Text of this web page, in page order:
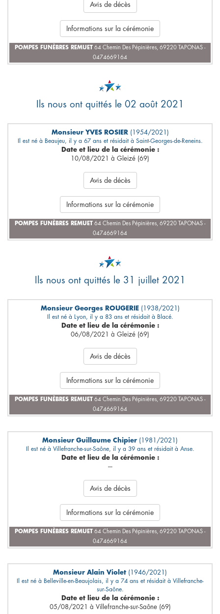
Avis de décès
Informations sur la cérémonie
POMPES FUNÈBRES REMUET 64 Chemin Des Pépinières, 69220 TAPONAS -
0474669164
Ils nous ont quittés le 02 août 2021
Monsieur YVES ROSIER (1954/2021)
Il est né à Beaujeu, il y a 67 ans et résidait à Saint-Georges-de-Reneins.
Date et lieu de la cérémonie :
10/08/2021 à Gleizé (69)
Avis de décès
Informations sur la cérémonie
POMPES FUNÈBRES REMUET 64 Chemin Des Pépinières, 69220 TAPONAS -
0474669164
Ils nous ont quittés le 31 juillet 2021
Monsieur Georges ROUGERIE (1938/2021)
Il est né à Lyon, il y a 83 ans et résidait à Blacé.
Date et lieu de la cérémonie :
06/08/2021 à Gleizé (69)
Avis de décès
Informations sur la cérémonie
POMPES FUNÈBRES REMUET 64 Chemin Des Pépinières, 69220 TAPONAS -
0474669164
Monsieur Guillaume Chipier (1981/2021)
Il est né à Villefranche-sur-Saône, il y a 39 ans et résidait à Anse.
Date et lieu de la cérémonie :
---
Avis de décès
Informations sur la cérémonie
POMPES FUNÈBRES REMUET 64 Chemin Des Pépinières, 69220 TAPONAS -
0474669164
Monsieur Alain Violet (1946/2021)
Il est né à Belleville-en-Beaujolais, il y a 74 ans et résidait à Villefranche-
sur-Saône.
Date et lieu de la cérémonie :
05/08/2021 à Villefranche-sur-Saône (69)